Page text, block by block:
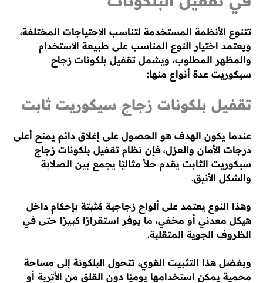
تتنوع الأنظمة المستخدمة لتناسب الاحتياجات المختلفة،
ويعتمد اختيار النوع المناسب على طبيعة الاستخدام
والمظهر المطلوب، ويشمل تقفيل بلكونات زجاج
سيكوريت عدة أنواع منها:
تقفيل بلكونات زجاج سيكوريت ثابت
عندما يكون الهدف هو الحصول على إغلاق دائم يمنح أعلى
درجات الأمان والعزل، فإن نظام تقفيل بلكونات زجاج
سيكوريت الثابت يقدم حلاً مثاليًا يجمع بين الصلابة
والشكل الأنيق.
وهذا النوع يعتمد على ألواح زجاجية مُثبتة بإحكام داخل
هيكل معدني أو مخفي، ما يوفر استقرارًا كبيرًا حتى في
الظروف الجوية المتقلبة.
وبفضل هذا التثبيت القوي، تتحول البلكونة إلى مساحة
محمية يمكن استخدامها يوميًا دون القلق من الأتربة أو